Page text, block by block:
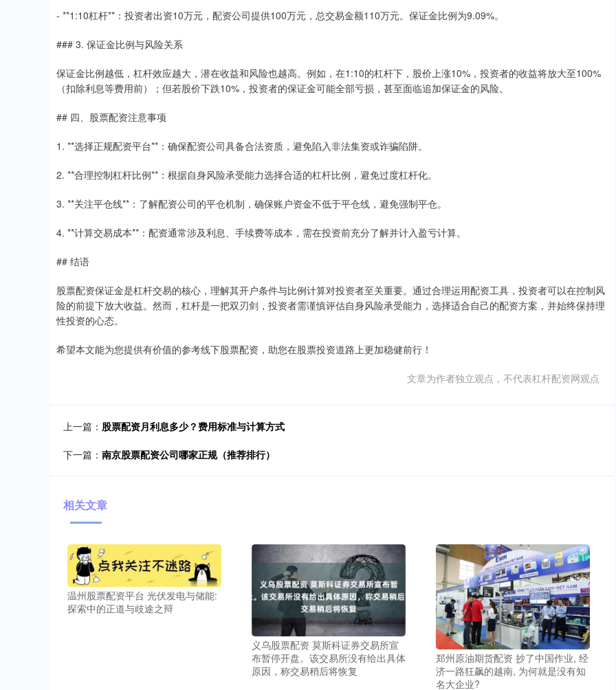
- **1:10杠杆**：投资者出资10万元，配资公司提供100万元，总交易金额110万元。保证金比例为9.09%。
### 3. 保证金比例与风险关系
保证金比例越低，杠杆效应越大，潜在收益和风险也越高。例如，在1:10的杠杆下，股价上涨10%，投资者的收益将放大至100%
（扣除利息等费用前）；但若股价下跌10%，投资者的保证金可能全部亏损，甚至面临追加保证金的风险。
## 四、股票配资注意事项
1. **选择正规配资平台**：确保配资公司具备合法资质，避免陷入非法集资或诈骗陷阱。
2. **合理控制杠杆比例**：根据自身风险承受能力选择合适的杠杆比例，避免过度杠杆化。
3. **关注平仓线**：了解配资公司的平仓机制，确保账户资金不低于平仓线，避免强制平仓。
4. **计算交易成本**：配资通常涉及利息、手续费等成本，需在投资前充分了解并计入盈亏计算。
## 结语
股票配资保证金是杠杆交易的核心，理解其开户条件与比例计算对投资者至关重要。通过合理运用配资工具，投资者可以在控制风
险的前提下放大收益。然而，杠杆是一把双刃剑，投资者需谨慎评估自身风险承受能力，选择适合自己的配资方案，并始终保持理
性投资的心态。
希望本文能为您提供有价值的参考线下股票配资，助您在股票投资道路上更加稳健前行！
文章为作者独立观点，不代表杠杆配资网观点
上一篇： 股票配资月利息多少？费用标准与计算方式
下一篇： 南京股票配资公司哪家正规（推荐排行）
相关文章
温州股票配资平台 光伏发电与储能:
探索中的正道与歧途之辩
义乌股票配资 莫斯科证券交易所宣
布暂停开盘。该交易所没有给出具体
原因，称交易稍后将恢复
郑州原油期货配资 抄了中国作业, 经
济一路狂飙的越南, 为何就是没有知
名大企业?